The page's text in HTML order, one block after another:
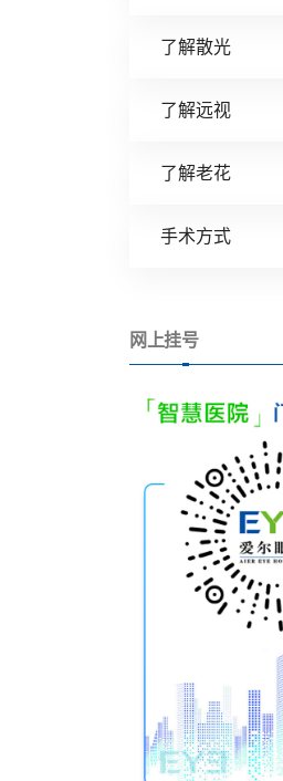
了解散光
了解远视
了解老花
手术方式
网上挂号